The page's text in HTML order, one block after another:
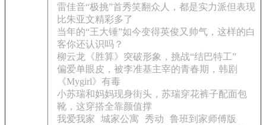
雷佳音“极挑”首秀笑翻众人，都是实力派但表现
比朱亚文精彩多了
当年的“王大锤”如今变得英俊又帅气，这样的白
客你还认识吗？
柳云龙《胜算》突破形象，挑战“结巴特工”
偏爱单眼皮，被李准基主宰的青春期，韩剧
《Mygirl》有毒
小苏瑞和妈妈现身街头，苏瑞穿花裤子配面包
靴，这穿搭全靠颜值撑
我爱我家
城家公寓 秀动
鲁班到家师傅版